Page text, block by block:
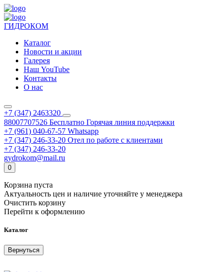
ГИДРОКОМ
Каталог
Новости и акции
Галерея
Наш YouTube
Контакты
О нас
+7 (347) 2463320
88007707526 Бесплатно Горячая линия поддержки
+7 (961) 040-67-57 Whatsapp
+7 (347) 246-33-20 Отел по работе с клиентами
+7 (347) 246-33-20
gydrokom@mail.ru
0
Корзина пуста
Актуальность цен и наличие уточняйте у менеджера
Очистить корзину
Перейти к оформлению
Каталог
Вернуться